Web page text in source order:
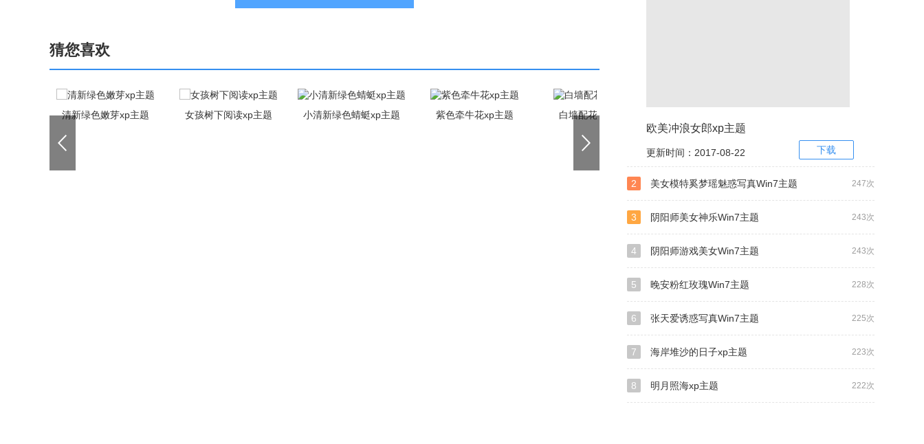
猜您喜欢
清新绿色嫩芽xp主题 女孩树下阅读xp主题 小清新绿色蜻蜓xp主题 紫色牵牛花xp主题 白墙配花朵xp主题
欧美冲浪女郎xp主题
更新时间：2017-08-22 下载
247次
2 美女模特奚梦瑶魅惑写真Win7主题
243次
3 阴阳师美女神乐Win7主题
243次
4 阴阳师游戏美女Win7主题
228次
5 晚安粉红玫瑰Win7主题
225次
6 张天爱诱惑写真Win7主题
223次
7 海岸堆沙的日子xp主题
222次
8 明月照海xp主题